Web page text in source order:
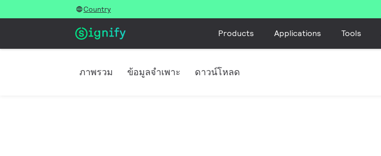
Country
Products Applications Tools
ภาพรวม ข้อมูลจำเพาะ ดาวน์โหลด